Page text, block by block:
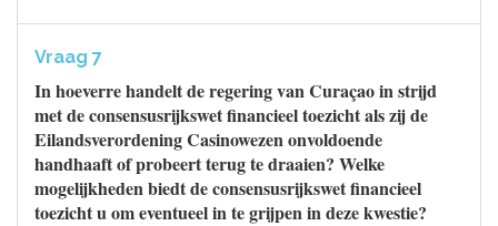
Vraag 7
In hoeverre handelt de regering van Curaçao in strijd
met de consensusrijkswet financieel toezicht als zij de
Eilandsverordening Casinowezen onvoldoende
handhaaft of probeert terug te draaien? Welke
mogelijkheden biedt de consensusrijkswet financieel
toezicht u om eventueel in te grijpen in deze kwestie?